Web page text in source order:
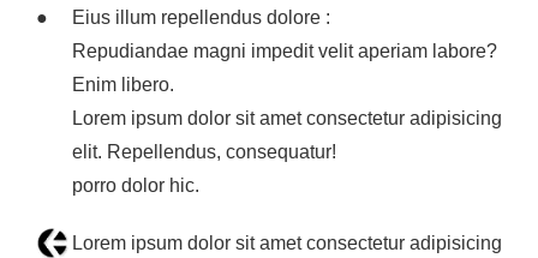
Eius illum repellendus dolore :
Repudiandae magni impedit velit aperiam labore?
Enim libero.
Lorem ipsum dolor sit amet consectetur adipisicing
elit. Repellendus, consequatur!
porro dolor hic.
Lorem ipsum dolor sit amet consectetur adipisicing